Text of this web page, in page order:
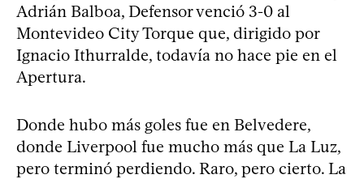
Adrián Balboa, Defensor venció 3-0 al
Montevideo City Torque que, dirigido por
Ignacio Ithurralde, todavía no hace pie en el
Apertura.
Donde hubo más goles fue en Belvedere,
donde Liverpool fue mucho más que La Luz,
pero terminó perdiendo. Raro, pero cierto. La